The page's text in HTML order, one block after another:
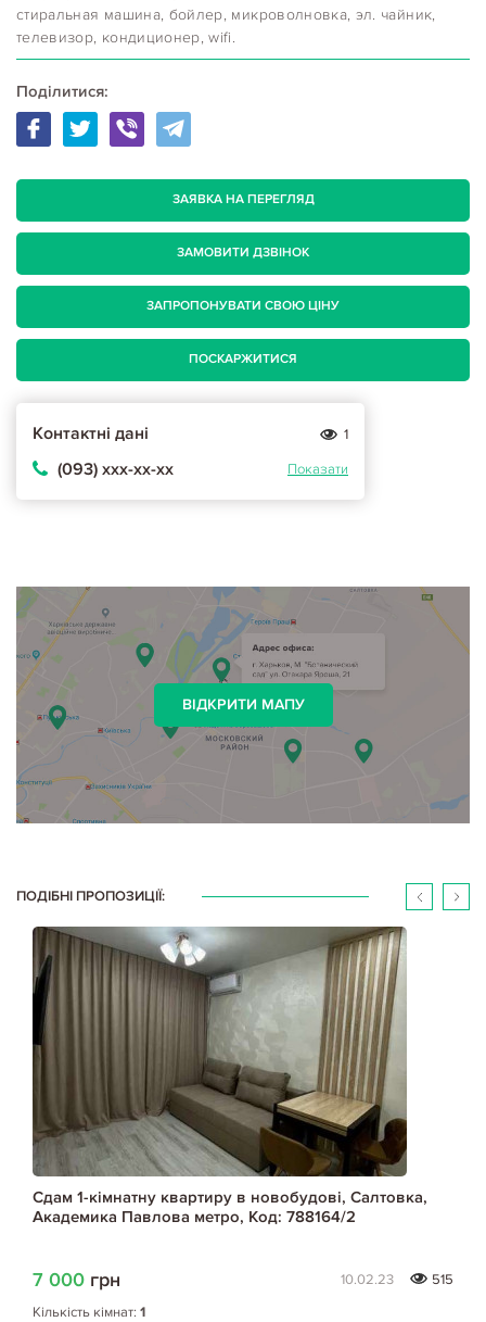
стиральная машина, бойлер, микроволновка, эл. чайник,
телевизор, кондиционер, wifi.
Поділитися:
ЗАЯВКА НА ПЕРЕГЛЯД
ЗАМОВИТИ ДЗВІНОК
ЗАПРОПОНУВАТИ СВОЮ ЦІНУ
ПОСКАРЖИТИСЯ
Контактні дані 1
(093) ххх-хх-хх Показати
ВІДКРИТИ МАПУ
ПОДІБНІ ПРОПОЗИЦІЇ:
Сдам 1-кімнатну квартиру в новобудові, Салтовка,
Академика Павлова метро, Код: 788164/2
7 000 грн 10.02.23
515
Кількість кімнат: 1